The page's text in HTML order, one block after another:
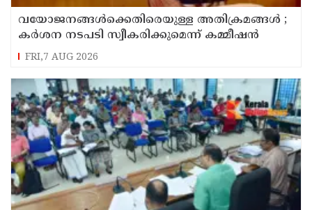
വയോജനങ്ങൾക്കെതിരെയുള്ള അതിക്രമങ്ങൾ ;
കർശന നടപടി സ്വീകരിക്കുമെന്ന് കമ്മീഷൻ
FRI,7 AUG 2026